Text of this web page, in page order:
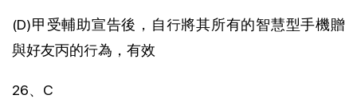
(D)甲受輔助宣告後，自行將其所有的智慧型手機贈
與好友丙的行為，有效
26、C